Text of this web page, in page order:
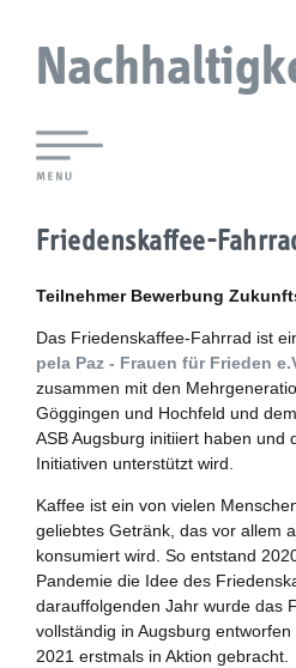
Agendaforen
Nachhaltigkeitsbeirat
Berichterstattung
Biostadt
Zukunftspreis
Themen
Projekte
Friedenskaffee-
Teilnehmer Bewerbung
Das Friedenskaffee-Fahrrad ist
pela Paz - Frauen für Frieden
zusammen mit den
Göggingen und Hochfeld und
ASB Augsburg initiiert haben und
Initiativen unterstützt wird.
Kaffee ist ein von vielen
geliebtes Getränk, das vor allem
konsumiert wird. So entstand
Pandemie die Idee des
darauffolgenden Jahr wurde das
vollständig in Augsburg
2021 erstmals in Aktion gebracht.